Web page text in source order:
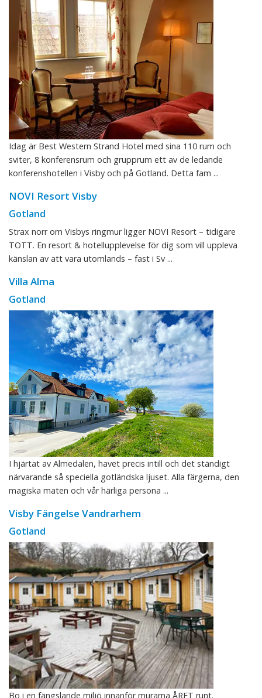
Idag är Best Western Strand Hotel med sina 110 rum och
sviter, 8 konferensrum och grupprum ett av de ledande
konferenshotellen i Visby och på Gotland. Detta fam ...
NOVI Resort Visby
Gotland
Strax norr om Visbys ringmur ligger NOVI Resort – tidigare
TOTT. En resort & hotellupplevelse för dig som vill uppleva
känslan av att vara utomlands – fast i Sv ...
Villa Alma
Gotland
I hjärtat av Almedalen, havet precis intill och det ständigt
närvarande så speciella gotländska ljuset. Alla färgerna, den
magiska maten och vår härliga persona ...
Visby Fängelse Vandrarhem
Gotland
Bo i en fängslande miljö innanför murarna ÅRET runt.